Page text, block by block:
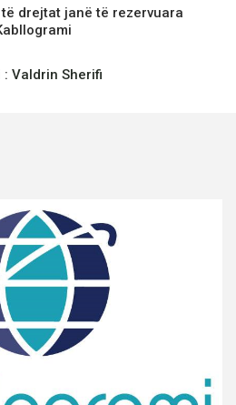
drejtat janë të rezervuara
: Valdrin Sherifi